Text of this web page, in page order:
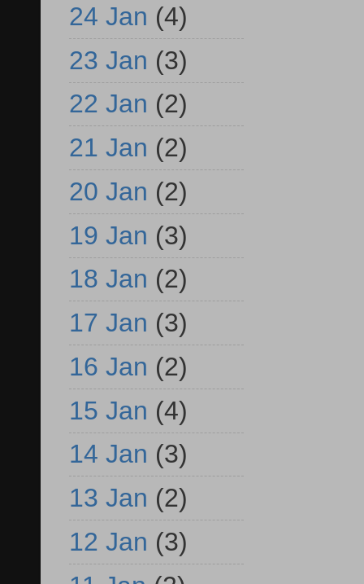
24 Jan (4)
23 Jan (3)
22 Jan (2)
21 Jan (2)
20 Jan (2)
19 Jan (3)
18 Jan (2)
17 Jan (3)
16 Jan (2)
15 Jan (4)
14 Jan (3)
13 Jan (2)
12 Jan (3)